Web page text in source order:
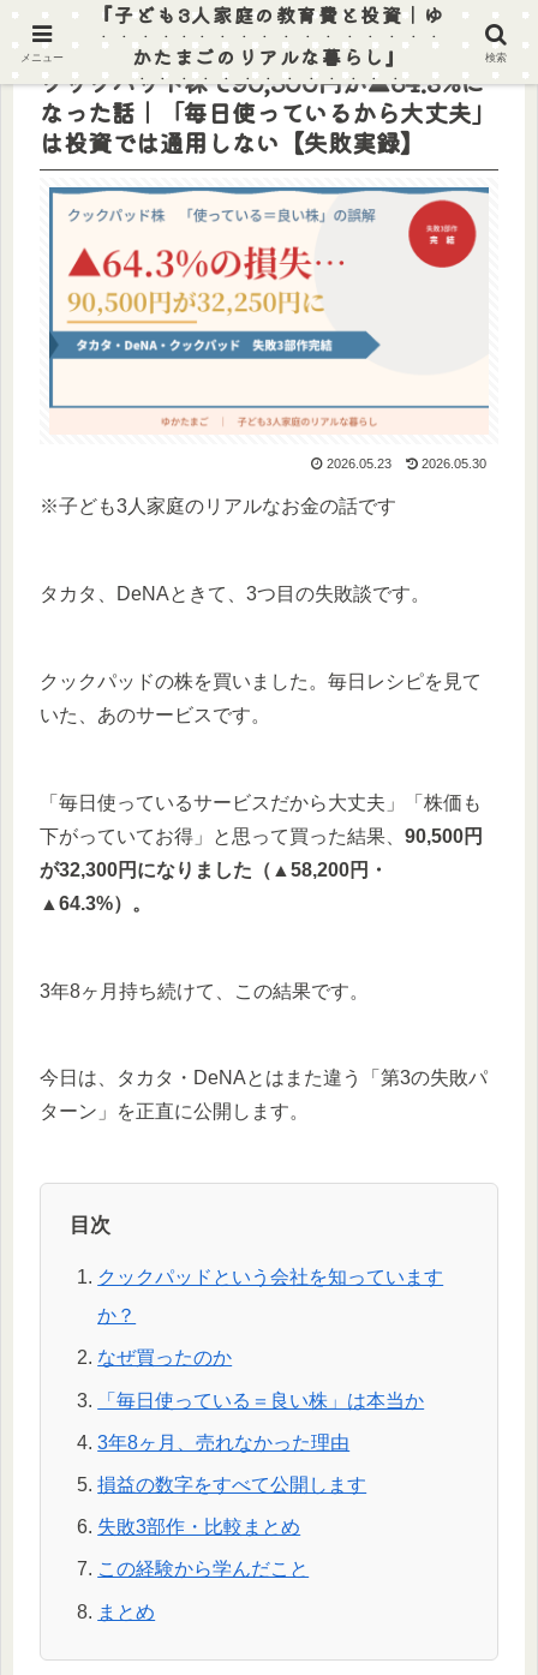
クックパッド株で90,500円が▲64.3%に
なった話｜「毎日使っているから大丈夫」
は投資では通用しない【失敗実録】
2026.05.23 2026.05.30
※子ども3人家庭のリアルなお金の話です
タカタ、DeNAときて、3つ目の失敗談です。
クックパッドの株を買いました。毎日レシピを見て
いた、あのサービスです。
「毎日使っているサービスだから大丈夫」「株価も
下がっていてお得」と思って買った結果、 90,500円
が32,300円になりました（▲58,200円・
▲64.3%）。
3年8ヶ月持ち続けて、この結果です。
今日は、タカタ・DeNAとはまた違う「第3の失敗パ
ターン」を正直に公開します。
目次
クックパッドという会社を知っています
か？
なぜ買ったのか
「毎日使っている＝良い株」は本当か
3年8ヶ月、売れなかった理由
損益の数字をすべて公開します
失敗3部作・比較まとめ
この経験から学んだこと
まとめ
メニュー
『子ども3人家庭の教育費と投資｜ゆ
かたまごのリアルな暮らし』
検索